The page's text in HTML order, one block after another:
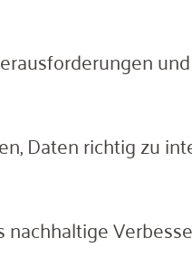
Daten richtig zu